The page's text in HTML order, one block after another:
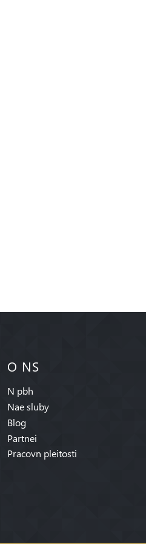
O NS
N pbh
Nae sluby
Blog
Partnei
Pracovn pleitosti